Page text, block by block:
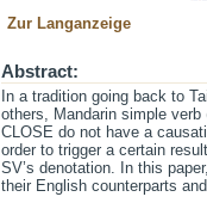
Zur Langanzeige
Abstract:
In a tradition going back to
others, Mandarin simple
CLOSE do not have a
order to trigger a certain
SV’s denotation. In this
their English counterparts